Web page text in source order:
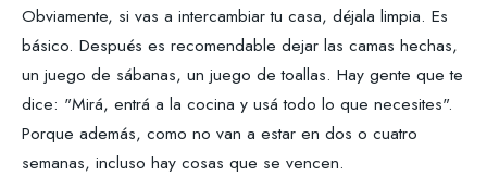
Obviamente, si vas a intercambiar tu casa, déjala limpia. Es
básico. Después es recomendable dejar las camas hechas,
un juego de sábanas, un juego de toallas. Hay gente que te
dice: "Mirá, entrá a la cocina y usá todo lo que necesites".
Porque además, como no van a estar en dos o cuatro
semanas, incluso hay cosas que se vencen.